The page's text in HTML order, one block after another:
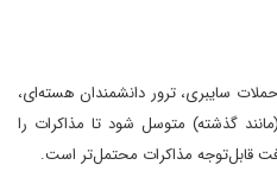
سایبری، ترور دانشمندان هسته‌ای،
گذشته) متوسل شود تا مذاکرات را
قابل‌توجه مذاکرات محتمل‌تر است.